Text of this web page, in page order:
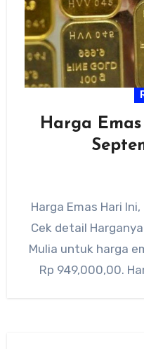
Harga
Harga Emas Hari
Cek detail
Mulia untuk harga
Rp 949,000,00.